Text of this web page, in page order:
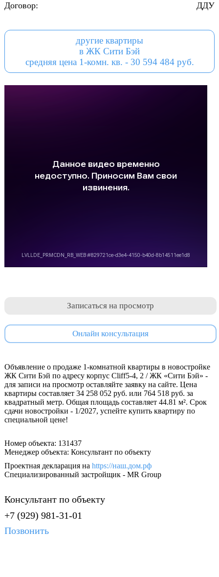
Договор: ДДУ
другие квартиры
в ЖК Сити Бэй
средняя цена 1-комн. кв. - 30 594 484 руб.
Записаться на просмотр
Онлайн консультация
Объявление о продаже 1-комнатной квартиры в новостройке
ЖК Сити Бэй по адресу корпус Cliff5-4, 2 / ЖК «Сити Бэй» -
для записи на просмотр оставляйте заявку на сайте. Цена
квартиры составляет 34 258 052 руб. или 764 518 руб. за
квадратный метр. Общая площадь составляет 44.81 м². Срок
сдачи новостройки - 1/2027, успейте купить квартиру по
специальной цене!
Номер объекта: 131437
Менеджер объекта: Консультант по объекту
Проектная декларация на https://наш.дом.рф
Специализированный застройщик - MR Group
Консультант по объекту
+7 (929) 981-31-01
Позвонить